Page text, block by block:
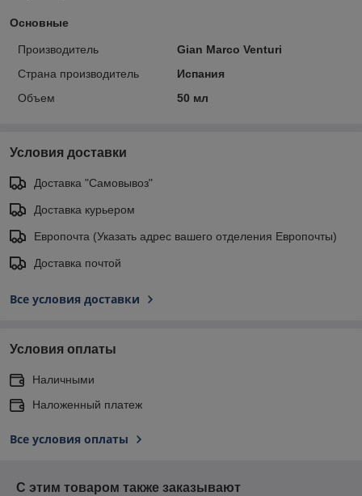
Основные
Производитель
Gian Marco Venturi
Страна производитель
Испания
Объем
50 мл
Условия доставки
Доставка "Самовывоз"
Доставка курьером
Европочта (Указать адрес вашего отделения Европочты)
Доставка почтой
Все условия доставки
Условия оплаты
Наличными
Наложенный платеж
Все условия оплаты
С этим товаром также заказывают